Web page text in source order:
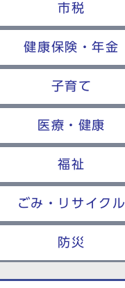
市税
健康保険・年金
子育て
医療・健康
福祉
ごみ・リサイクル
防災